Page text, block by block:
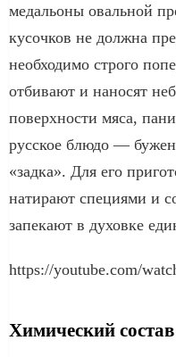
медальоны овальной
кусочков не должна
необходимо строго
отбивают и наносят
поверхности мяса,
русское блюдо —
«задка». Для его
натирают специями и
запекают в духовке
https://youtube.com/
Химический